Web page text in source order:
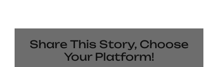
Share This Story, Choose
Your Platform!